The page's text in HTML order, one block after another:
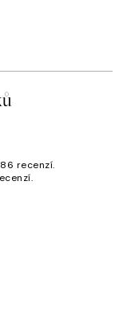
recenzí.